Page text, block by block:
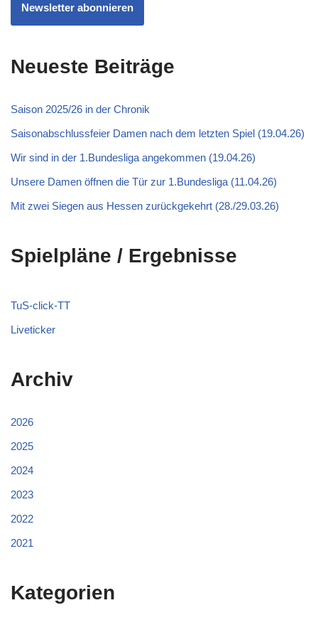
Newsletter abonnieren
Neueste Beiträge
Saison 2025/26 in der Chronik
Saisonabschlussfeier Damen nach dem letzten Spiel (19.04.26)
Wir sind in der 1.Bundesliga angekommen (19.04.26)
Unsere Damen öffnen die Tür zur 1.Bundesliga (11.04.26)
Mit zwei Siegen aus Hessen zurückgekehrt (28./29.03.26)
Spielpläne / Ergebnisse
TuS-click-TT
Liveticker
Archiv
2026
2025
2024
2023
2022
2021
Kategorien